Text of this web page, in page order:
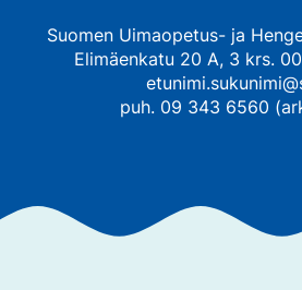
Suomen Uimaopetus- ja
Elimäenkatu 20 A, 3 krs.
puh. 09 343 6560